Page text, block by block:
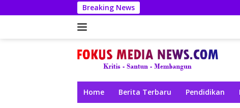
ke
Breaking News
Home Berita Terbaru Pendidikan